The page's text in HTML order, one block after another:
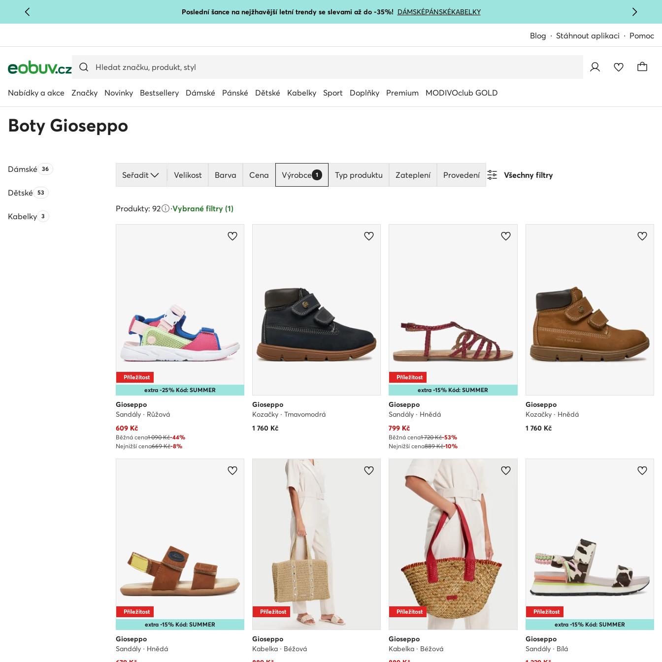
PŘEJÍT NA HLAVNÍ OBSAH Poslední šance na nejžhavější letní trendy se slevami až do -35%! DÁMSKÉPÁNSKÉKABELKY
Blog Stáhnout aplikaci Pomoc
Nabídky a akce Značky Novinky Bestsellery Dámské Pánské Dětské Kabelky Sport Doplňky Premium MODIVOclub GOLD
Boty Gioseppo
DámskéPočet produktů:
36
DětskéPočet produktů:
53
KabelkyPočet produktů:
3
Seřadit Velikost Barva Cena Výrobce 1 Typ produktu Zateplení Provedení Všechny filtry
Produkty: 92 ·Vybrané filtry (1)
extra -25% Kód: SUMMER
Příležitost
Gioseppo
Sandály · Růžová
Aktuální cena
609Kč
Běžná cena1 090 Kč-44%
Nejnižší cena669 Kč-8%
Gioseppo
Kozačky · Tmavomodrá
1 760Kč
extra -15% Kód: SUMMER
Příležitost
Gioseppo
Sandály · Hnědá
Aktuální cena
799 Kč
Běžná cena1 720 Kč-53%
Nejnižší cena889 Kč-10%
Gioseppo
Kozačky · Hnědá
1 760Kč
extra -15% Kód: SUMMER
Příležitost
Gioseppo
Sandály · Hnědá
Příležitost
Gioseppo
Kabelka · Béžová
Příležitost
Gioseppo
Kabelka · Béžová
extra -15% Kód: SUMMER
Příležitost
Gioseppo
Sandály · Bílá